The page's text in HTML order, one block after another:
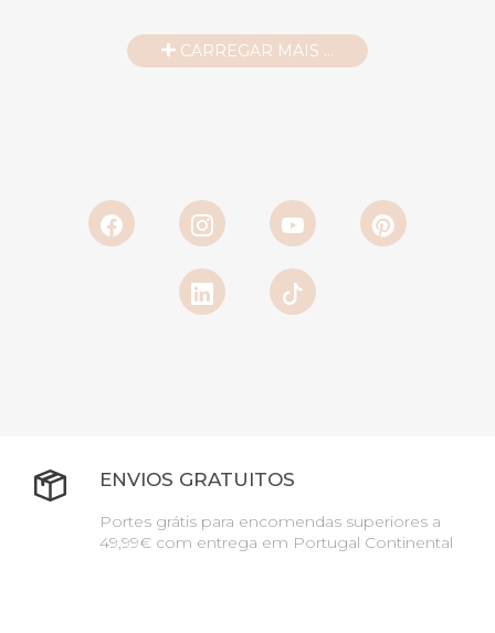
CARREGAR MAIS ...
ENVIOS GRATUITOS
Portes grátis para encomendas superiores a
49,99€ com entrega em Portugal Continental